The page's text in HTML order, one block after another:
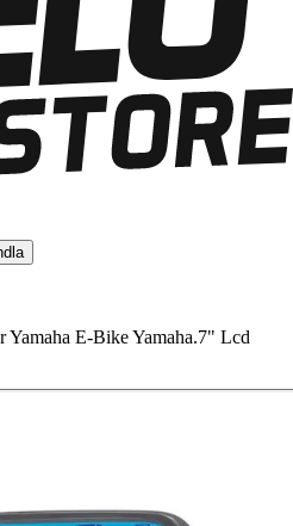
Yamaha E-Bike Yamaha.7" Lcd